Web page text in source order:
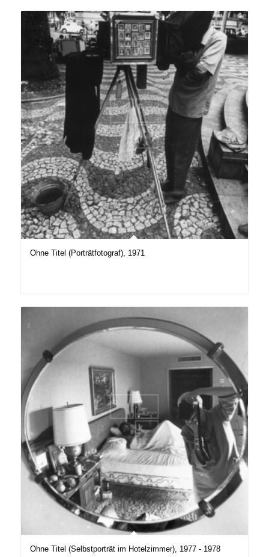
Ohne Titel (Porträtfotograf), 1971
Ohne Titel (Selbstporträt im Hotelzimmer), 1977 - 1978